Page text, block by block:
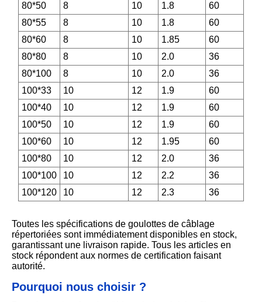
80*50
8 10 1.8
60
80*55
8 10 1.8
60
80*60
8 10 1.85
60
80*80
8 10 2.0
36
80*100
8 10 2.0
36
100*33
10 12 1.9
60
100*40
10 12 1.9
60
100*50
10 12 1.9
60
100*60
10 12 1.95
60
100*80
10 12 2.0
36
100*100
10 12 2.2
36
100*120
10 12 2.3 36
Toutes les spécifications de goulottes de câblage
répertoriées sont immédiatement disponibles en stock,
garantissant une livraison rapide. Tous les articles en
stock répondent aux normes de certification faisant
autorité.
Pourquoi nous choisir ?